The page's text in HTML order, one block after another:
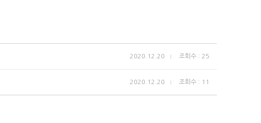
2020.12.20 조회수 : 25
2020.12.20 조회수 : 11